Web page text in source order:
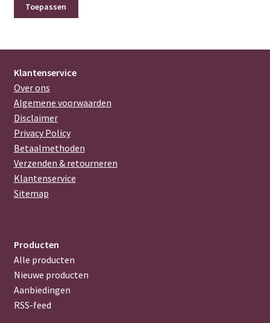
Toepassen
Klantenservice
Over ons
Algemene voorwaarden
Disclaimer
Privacy Policy
Betaalmethoden
Verzenden & retourneren
Klantenservice
Sitemap
Producten
Alle producten
Nieuwe producten
Aanbiedingen
RSS-feed